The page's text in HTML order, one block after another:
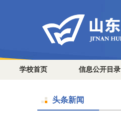
学校首页 信息公开目录
头条新闻